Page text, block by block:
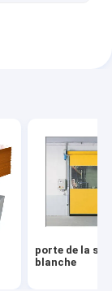
porte de la
blanche